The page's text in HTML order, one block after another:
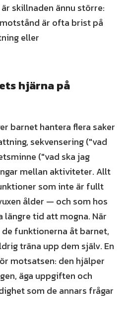
skillnaden ännu större:
är ofta brist på
eller
hjärna på
barnet hantera flera saker
sekvensering ("vad
("vad ska jag
mellan aktiviteter. Allt
som inte är fullt
ålder — och som hos
längre tid att mogna. När
funktionerna åt barnet,
träna upp dem själv. En
motsatsen: den hjälper
äga uppgiften och
som de annars frågar